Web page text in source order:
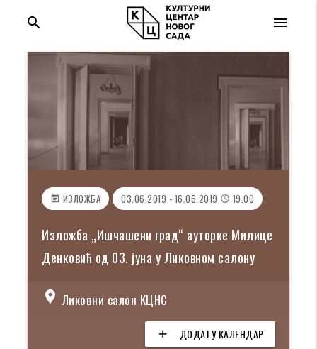
menu
search
event_note ИЗЛОЖБА 03.06.2019 - 16.06.2019 access_time 19.00
Изложба „Ишчашени град“ ауторке Милице
Денковић од 03. јуна у Ликовном салону
location_on Ликовни салон КЦНС
add ДОДАЈ У КАЛЕНДАР